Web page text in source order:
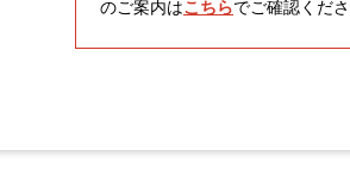
のご案内はこちらでご確認くださ